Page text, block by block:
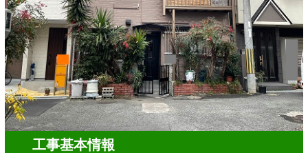
工事基本情報